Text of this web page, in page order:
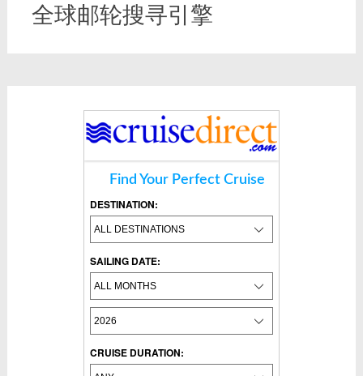
全球邮轮搜寻引擎
Find Your Perfect Cruise
DESTINATION:
SAILING DATE:
CRUISE DURATION: